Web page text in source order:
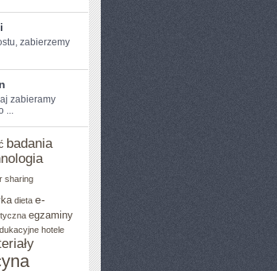
zabierzemy
zabieramy
...
badania
sharing
dieta e-
egzaminy
hotele